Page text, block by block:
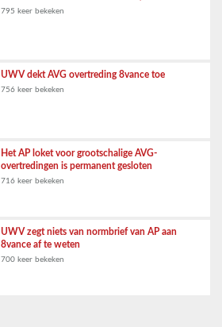
795 keer bekeken
UWV dekt AVG overtreding 8vance toe
756 keer bekeken
Het AP loket voor grootschalige AVG-
overtredingen is permanent gesloten
716 keer bekeken
UWV zegt niets van normbrief van AP aan
8vance af te weten
700 keer bekeken